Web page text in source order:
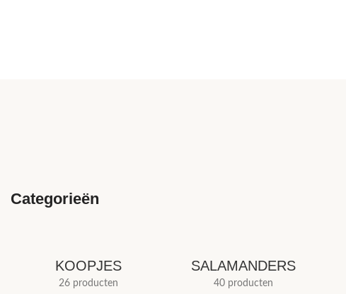
Categorieën
KOOPJES
26 producten
SALAMANDERS
40 producten